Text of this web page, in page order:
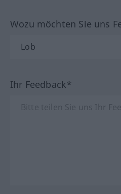
Wozu möchten Sie uns
Ihr Feedback*